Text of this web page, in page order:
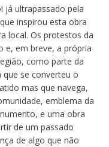
já ultrapassado pela
inspirou esta obra
local. Os protestos da
e, em breve, a própria
como parte da
se converteu o
mas que navega,
emblema da
e uma obra
de um passado
de algo que não